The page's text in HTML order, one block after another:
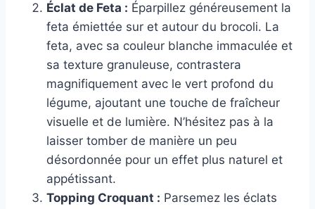
Éclat de Feta : Éparpillez généreusement la
feta émiettée sur et autour du brocoli. La
feta, avec sa couleur blanche immaculée et
sa texture granuleuse, contrastera
magnifiquement avec le vert profond du
légume, ajoutant une touche de fraîcheur
visuelle et de lumière. N’hésitez pas à la
laisser tomber de manière un peu
désordonnée pour un effet plus naturel et
appétissant.
Topping Croquant : Parsemez les éclats